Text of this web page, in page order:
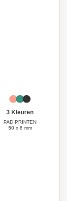
3 Kleuren
PAD PRINTEN
50 x 6 mm